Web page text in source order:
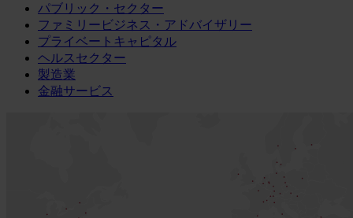
パブリック・セクター
ファミリービジネス・アドバイザリー
プライベートキャピタル
ヘルスセクター
製造業
金融サービス